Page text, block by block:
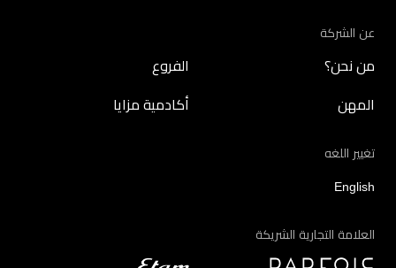
عن الشركة
من نحن؟ الفروع
المهن أكادمية مزايا
تغيير اللغه
English
العلامة التجارية الشريكة